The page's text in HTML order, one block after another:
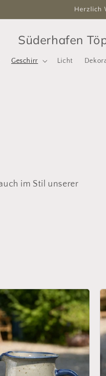
Herzlich
Süderhafen
Geschirr Licht
im Stil unserer